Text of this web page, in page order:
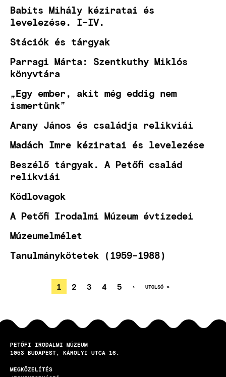
Babits Mihály kéziratai és
levelezése. I–IV.
Stációk és tárgyak
Parragi Márta: Szentkuthy Miklós
könyvtára
„Egy ember, akit még eddig nem
ismertünk”
Arany János és családja relikviái
Madách Imre kéziratai és levelezése
Beszélő tárgyak. A Petőfi család
relikviái
Ködlovagok
A Petőfi Irodalmi Múzeum évtizedei
Múzeumelmélet
Tanulmánykötetek (1959-1988)
OLDALSZÁMOZÁS
JELENLEGI
OLDAL
1 OLDAL
2 OLDAL
3 OLDAL
4 OLDAL
5
KÖVETKEZŐ
›
UTOLSÓ
UTOLSÓ »
PETŐFI IRODALMI MÚZEUM
1053
BUDAPEST KÁROLYI UTCA 16.
MEGKÖZELÍTÉS